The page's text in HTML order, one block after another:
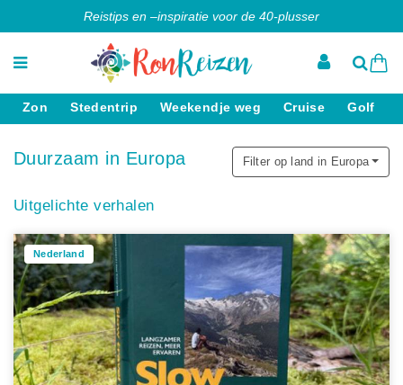
Reistips en –inspiratie voor de 40-plusser
Zon Stedentrip Weekendje weg Cruise Golf
Duurzaam in Europa Filter op land in Europa
Uitgelichte verhalen
Nederland